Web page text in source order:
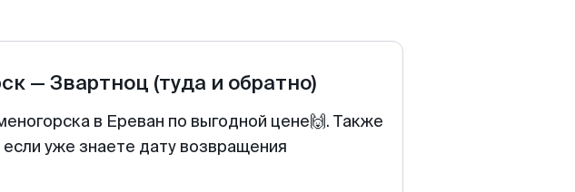
— Звартноц (туда и обратно)
в Ереван по выгодной цене🙌. Также
уже знаете дату возвращения